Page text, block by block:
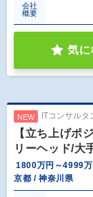
会社
概要
気に
NEW ITコンサルタ
【立ち上げポ
リーヘッド/大
1800万円～4999万
京都 / 神奈川県